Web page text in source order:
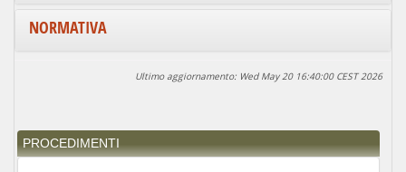
NORMATIVA
Ultimo aggiornamento: Wed May 20 16:40:00 CEST 2026
PROCEDIMENTI